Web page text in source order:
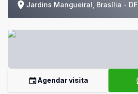
Jardins Mangueiral, Brasília - DF
Agendar visita